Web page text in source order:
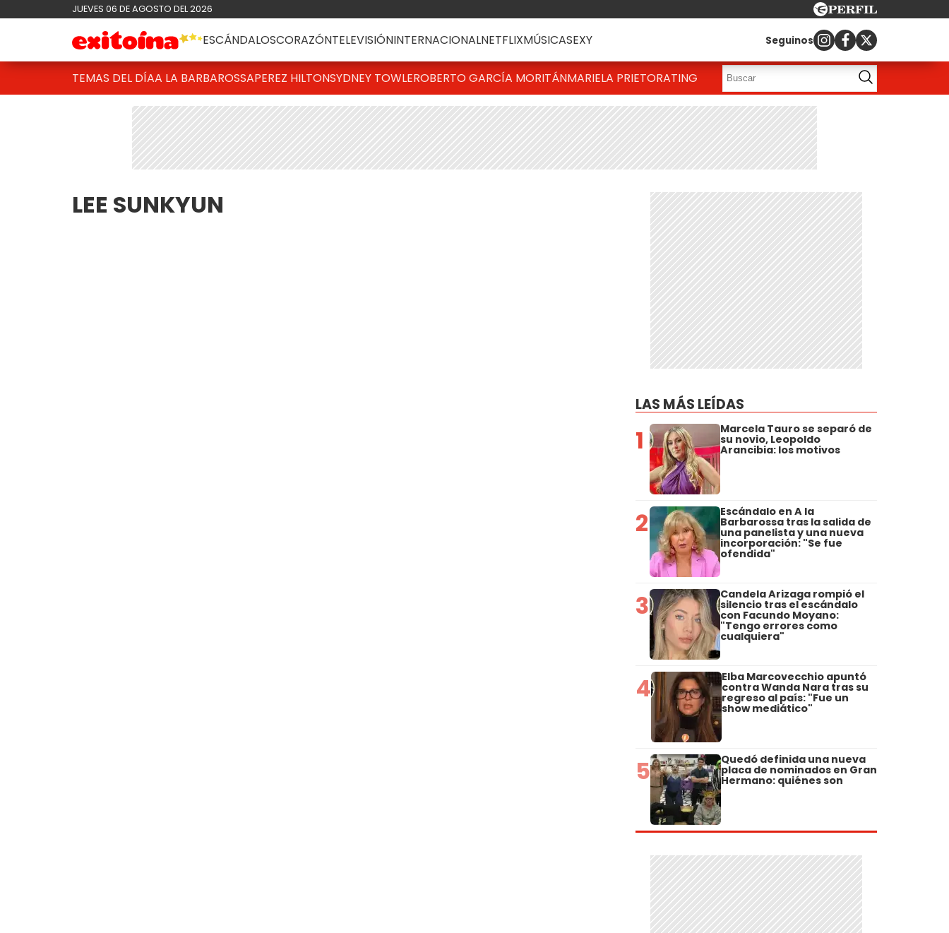
JUEVES 06 DE AGOSTO DEL 2026
ESCÁNDALOSCORAZÓNTELEVISIÓNINTERNACIONALNETFLIXMÚSICASEXY Seguinos
TEMAS DEL DÍAA LA BARBAROSSAPEREZ HILTONSYDNEY TOWLEROBERTO GARCÍA MORITÁNMARIELA PRIETORATING
LEE SUNKYUN
LAS MÁS LEÍDAS
1 Marcela Tauro se separó de
su novio, Leopoldo
Arancibia: los motivos
2 Escándalo en A la
Barbarossa tras la salida de
una panelista y una nueva
incorporación: "Se fue
ofendida"
3 Candela Arizaga rompió el
silencio tras el escándalo
con Facundo Moyano:
"Tengo errores como
cualquiera"
4 Elba Marcovecchio apuntó
contra Wanda Nara tras su
regreso al país: "Fue un
show mediático"
5 Quedó definida una nueva
placa de nominados en Gran
Hermano: quiénes son